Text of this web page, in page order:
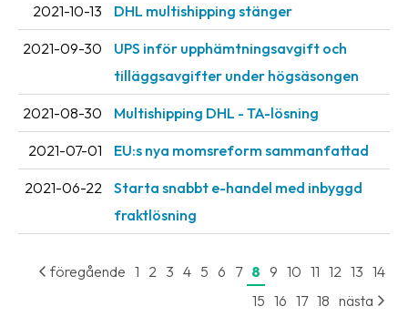
2021-10-13 DHL multishipping stänger
2021-09-30
UPS inför upphämtningsavgift och
tilläggsavgifter under högsäsongen
2021-08-30 Multishipping DHL - TA-lösning
2021-07-01 EU:s nya momsreform sammanfattad
2021-06-22
Starta snabbt e-handel med inbyggd
fraktlösning
föregående 1 2 3 4 5 6 7 8 9 10 11 12 13 14
15 16 17 18 nästa